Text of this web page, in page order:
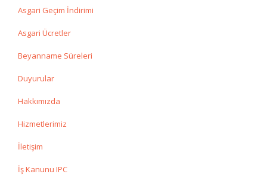
Asgari Geçim İndirimi
Asgari Ücretler
Beyanname Süreleri
Duyurular
Hakkımızda
Hizmetlerimiz
İletişim
İş Kanunu IPC